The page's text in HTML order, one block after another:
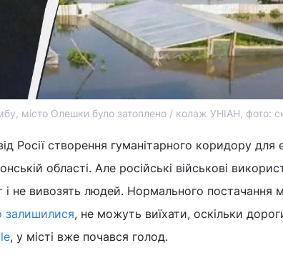
місто Олешки було затоплено / колаж УНІАН, фото:
Росії створення гуманітарного коридору для
області. Але російські військові
не вивозять людей. Нормального постачання
залишилися, не можуть виїхати, оскільки
, у місті вже почався голод.